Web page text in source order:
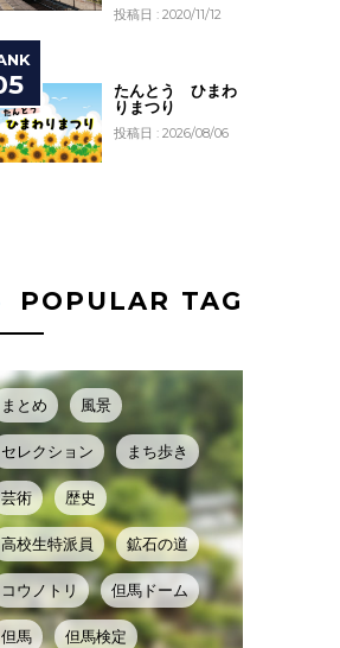
投稿日 : 2020/11/12
たんとう ひまわ
りまつり
投稿日 : 2026/08/06
POPULAR TAG
まとめ 風景
セレクション まち歩き
芸術 歴史
高校生特派員 鉱石の道
コウノトリ 但馬ドーム
但馬 但馬検定